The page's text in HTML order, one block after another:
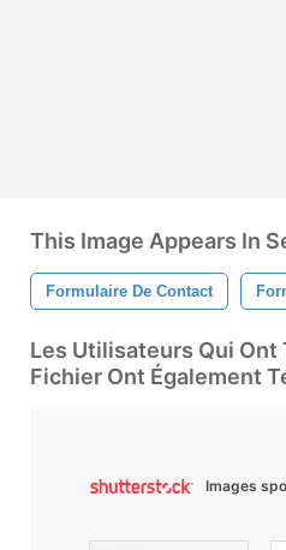
This Image Appears In
Formulaire De Contact
Les Utilisateurs Qui Ont
Fichier Ont Également
Images